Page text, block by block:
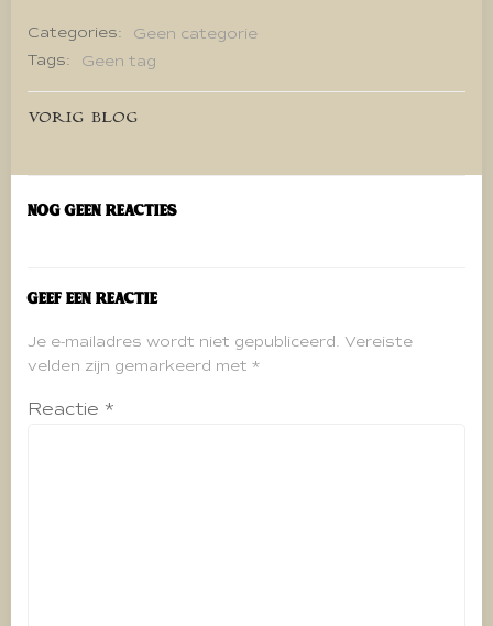
Categories:
Geen categorie
Tags:
Geen tag
Bericht
navigatie
VORIG BLOG
Nog geen reacties
Geef een reactie
Je e-mailadres wordt niet gepubliceerd. Vereiste
velden zijn gemarkeerd met *
Reactie *